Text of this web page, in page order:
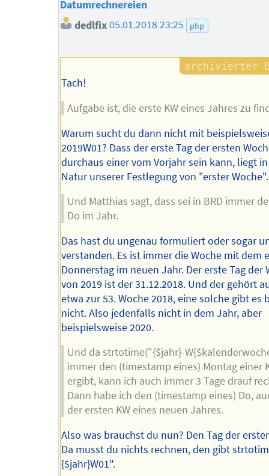
Datumrechnereien
dedlfix 05.01.2018 23:25 php
Tach!
Aufgabe ist, die erste KW eines Jahres zu
Warum sucht du dann nicht mit
2019W01? Dass der erste Tag der ersten
durchaus einer vom Vorjahr sein kann, liegt
Natur unserer Festlegung von "erster Woche".
Und Matthias sagt, dass sei in BRD immer
Do im Jahr.
Das hast du ungenau formuliert oder sogar
verstanden. Es ist immer die Woche mit dem
Donnerstag im neuen Jahr. Der erste Tag der
von 2019 ist der 31.12.2018. Und der gehört
etwa zur 53. Woche 2018, eine solche gibt es
nicht. Also jedenfalls nicht in dem Jahr, aber
beispielsweise 2020.
Und da strtotime("{$jahr}-
immer den (timestamp eines) Montag einer
ergibt, kann ich auch immer 3 Tage drauf
Dann habe ich den (timestamp eines) Do,
der ersten KW eines neuen Jahres.
Also was brauchst du nun? Den Tag der
Da musst du nichts rechnen, den gibt
{$jahr}W01".